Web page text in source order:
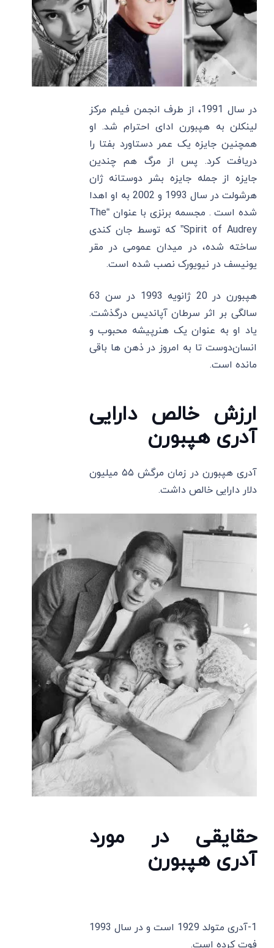
در سال 1991، از طرف انجمن فیلم مرکز
لینکلن به هپبورن ادای احترام شد. او
همچنین جایزه یک عمر دستاورد بفتا را
دریافت کرد. پس از مرگ هم چندین
جایزه از جمله جایزه بشر دوستانه ژان
هرشولت در سال 1993 و 2002 به او اهدا
شده است . مجسمه برنزی با عنوان “The
Spirit of Audrey” که توسط جان کندی
ساخته شده، در میدان عمومی در مقر
یونیسف در نیویورک نصب شده است.
هپبورن در 20 ژانویه 1993 در سن 63
سالگی بر اثر سرطان آپاندیس درگذشت.
یاد او به عنوان یک هنرپیشه محبوب و
انسان‌دوست تا به امروز در ذهن ‌ها باقی
مانده است.
ارزش خالص دارایی
آدری هپبورن
آدری هپبورن در زمان مرگش ۵۵ میلیون
دلار دارایی خالص داشت.
حقایقی در مورد
آدری هپبورن
1-آدری متولد 1929 است و در سال 1993
فوت کرده است.